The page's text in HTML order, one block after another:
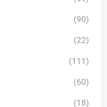
(90)
(22)
(111)
(60)
(18)